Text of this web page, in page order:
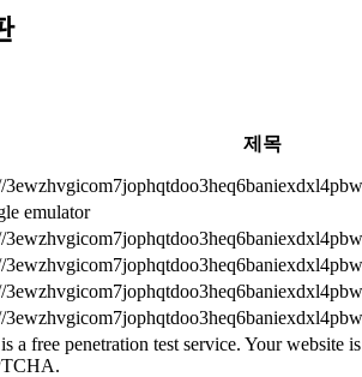
제목
emulator
a free penetration test service. Your website